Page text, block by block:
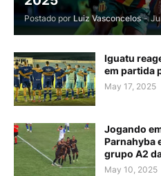
Postado por Luiz Vasconcelos -
Iguatu
em partida
May 17, 2025
Jogando
Parnahyba
grupo A2
May 10, 2025